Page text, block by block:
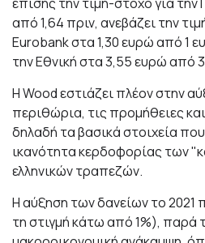
από 1,64 πριν, ανεβάζει την
Eurobank στα 1,30 ευρώ από 1
την Εθνική στα 3,55 ευρώ από
Η Wood εστιάζει πλέον στην
περιθώρια, τις προμήθειες
δηλαδή τα βασικά στοιχεία
ικανότητα κερδοφορίας των
ελληνικών τραπεζών.
Η αύξηση των δανείων το 2021
τη στιγμή κάτω από 1%), παρά